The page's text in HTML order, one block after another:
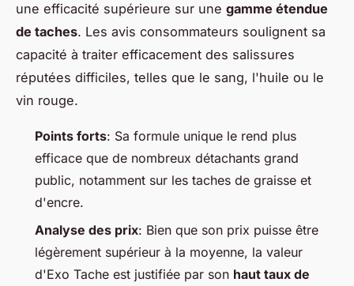
une efficacité supérieure sur une gamme étendue
de taches. Les avis consommateurs soulignent sa
capacité à traiter efficacement des salissures
réputées difficiles, telles que le sang, l'huile ou le
vin rouge.
Points forts: Sa formule unique le rend plus
efficace que de nombreux détachants grand
public, notamment sur les taches de graisse et
d'encre.
Analyse des prix: Bien que son prix puisse être
légèrement supérieur à la moyenne, la valeur
d'Exo Tache est justifiée par son haut taux de